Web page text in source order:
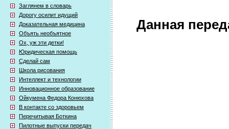
Заглянем в словарь
Дорогу осилит идущий
Доказательная медицина
Объять необъятное
Ох, уж эти детки!
Юридическая помощь
Сделай сам
Школа рисования
Интеллект и технологии
Инновационное образование
Ойкумена Федора Конюхова
В контакте со здоровьем
Перечитывая Боткина
Пилотные выпуски передач
Данная